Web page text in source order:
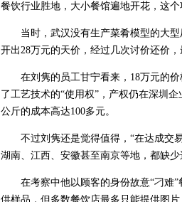
餐饮行业胜地，大小餐馆遍地开花，这
当时，武汉没有生产菜肴模型的大型
开出28万元的天价，经过几次讨价还价
在刘隽的员工甘宁看来，18万元的价
了工艺技术的“使用权”，产权仍在深圳
公斤的成本高达100多元。
不过刘隽还是觉得值得，“在达成交易
湖南、江西、安徽甚至南京等地，都缺
在考察中他以顾客的身份故意“刁难”
供样品，但多数餐饮店最多只能提供图